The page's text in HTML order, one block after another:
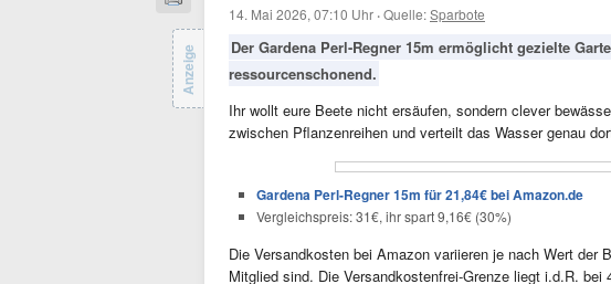
14. Mai 2026, 07:10 Uhr ·Quelle:Sparbote
Der Gardena Perl-Regner 15m ermöglicht gezielte
ressourcenschonend.
Ihr wollt eure Beete nicht ersäufen, sondern clever
zwischen Pflanzenreihen und verteilt das Wasser genau
Gardena Perl-Regner 15m für 21,84€ bei Amazon.de
Vergleichspreis: 31€, ihr spart 9,16€ (30%)
Die Versandkosten bei Amazon variieren je nach Wert der
Mitglied sind. Die Versandkostenfrei-Grenze liegt i.d.R.
Anzeige